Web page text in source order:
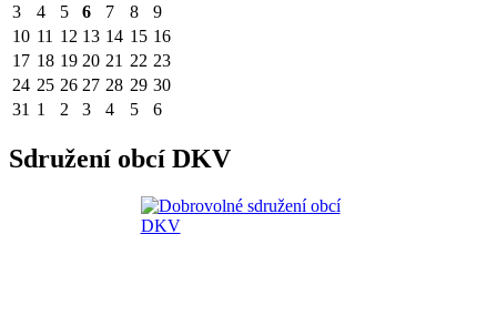
3
4 5 6 7 8
9
10 11 12 13 14 15 16
17 18 19 20 21 22 23
24 25 26 27 28 29 30
31 1 2 3 4 5 6
Sdružení obcí DKV